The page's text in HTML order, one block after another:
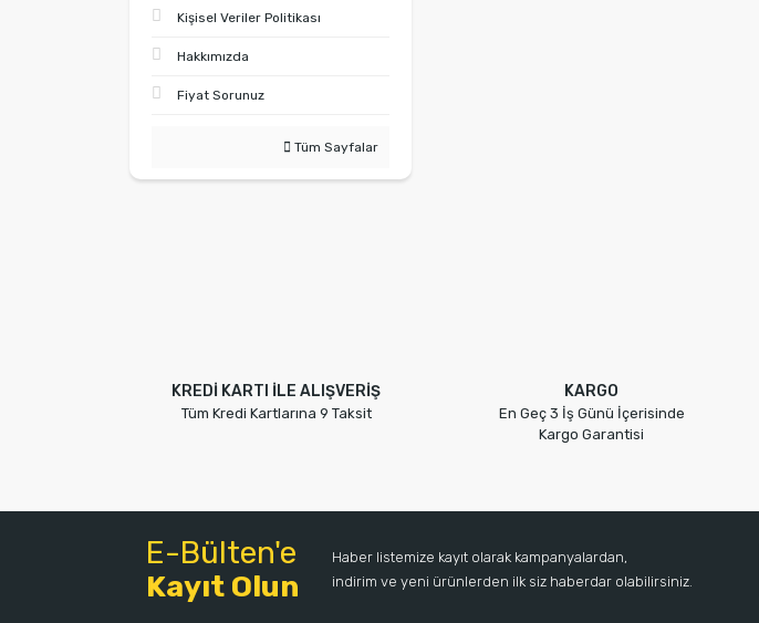
Kişisel Veriler Politikası
Hakkımızda
Fiyat Sorunuz
Tüm Sayfalar
KREDİ KARTI İLE ALIŞVERİŞ
Tüm Kredi Kartlarına 9 Taksit
KARGO
En Geç 3 İş Günü İçerisinde
Kargo Garantisi
E-Bülten'e
Kayıt Olun
Haber listemize kayıt olarak kampanyalardan,
indirim ve yeni ürünlerden ilk siz haberdar olabilirsiniz.